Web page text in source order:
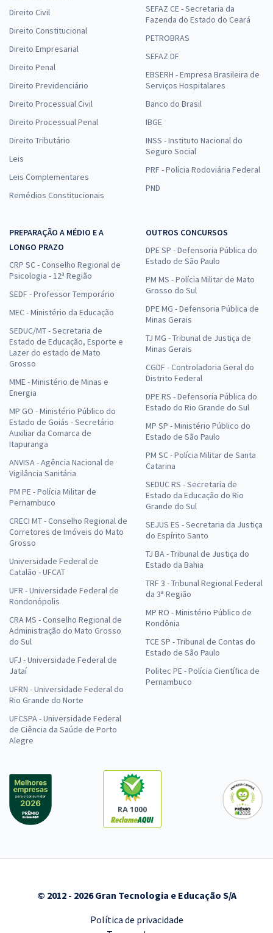
Direito Civil
Direito Constitucional
Direito Empresarial
Direito Penal
Direito Previdenciário
Direito Processual Civil
Direito Processual Penal
Direito Tributário
Leis
Leis Complementares
Remédios Constitucionais
SEFAZ CE - Secretaria da
Fazenda do Estado do Ceará
PETROBRAS
SEFAZ DF
EBSERH - Empresa Brasileira de
Serviços Hospitalares
Banco do Brasil
IBGE
INSS - Instituto Nacional do
Seguro Social
PRF - Polícia Rodoviária Federal
PND
PREPARAÇÃO A MÉDIO E A
LONGO PRAZO
CRP SC - Conselho Regional de
Psicologia - 12ª Região
SEDF - Professor Temporário
MEC - Ministério da Educação
SEDUC/MT - Secretaria de
Estado de Educação, Esporte e
Lazer do estado de Mato
Grosso
MME - Ministério de Minas e
Energia
MP GO - Ministério Público do
Estado de Goiás - Secretário
Auxiliar da Comarca de
Itapuranga
ANVISA - Agência Nacional de
Vigilância Sanitária
PM PE - Polícia Militar de
Pernambuco
CRECI MT - Conselho Regional de
Corretores de Imóveis do Mato
Grosso
Universidade Federal de
Catalão - UFCAT
UFR - Universidade Federal de
Rondonópolis
CRA MS - Conselho Regional de
Administração do Mato Grosso
do Sul
UFJ - Universidade Federal de
Jataí
UFRN - Universidade Federal do
Rio Grande do Norte
UFCSPA - Universidade Federal
de Ciência da Saúde de Porto
Alegre
OUTROS CONCURSOS
DPE SP - Defensoria Pública do
Estado de São Paulo
PM MS - Polícia Militar de Mato
Grosso do Sul
DPE MG - Defensoria Pública de
Minas Gerais
TJ MG - Tribunal de Justiça de
Minas Gerais
CGDF - Controladoria Geral do
Distrito Federal
DPE RS - Defensoria Pública do
Estado do Rio Grande do Sul
MP SP - Ministério Público do
Estado de São Paulo
PM SC - Polícia Militar de Santa
Catarina
SEDUC RS - Secretaria de
Estado da Educação do Rio
Grande do Sul
SEJUS ES - Secretaria da Justiça
do Espírito Santo
TJ BA - Tribunal de Justiça do
Estado da Bahia
TRF 3 - Tribunal Regional Federal
da 3ª Região
MP RO - Ministério Público de
Rondônia
TCE SP - Tribunal de Contas do
Estado de São Paulo
Politec PE - Polícia Científica de
Pernambuco
RA 1000
© 2012 - 2026 Gran Tecnologia e Educação S/A
Política de privacidade